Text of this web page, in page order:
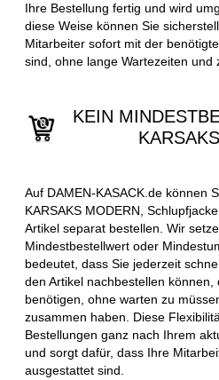
Ihre Bestellung fertig und wird
diese Weise können Sie
Mitarbeiter sofort mit der
sind, ohne lange Wartezeiten und
KEIN
Auf DAMEN-KASACK.de können
KARSAKS MODERN,
Artikel separat bestellen. Wir
Mindestbestellwert oder
bedeutet, dass Sie jederzeit
den Artikel nachbestellen können,
benötigen, ohne warten zu
zusammen haben. Diese
Bestellungen ganz nach Ihrem
und sorgt dafür, dass Ihre
ausgestattet sind.